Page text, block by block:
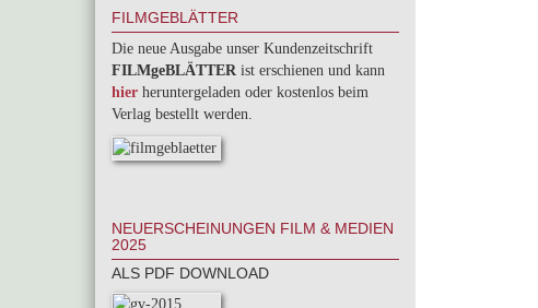
FILMGEBLÄTTER
Die neue Ausgabe unser Kundenzeitschrift
FILMgeBLÄTTER ist erschienen und kann
hier heruntergeladen oder kostenlos beim
Verlag bestellt werden.
NEUERSCHEINUNGEN FILM & MEDIEN
2025
ALS PDF DOWNLOAD